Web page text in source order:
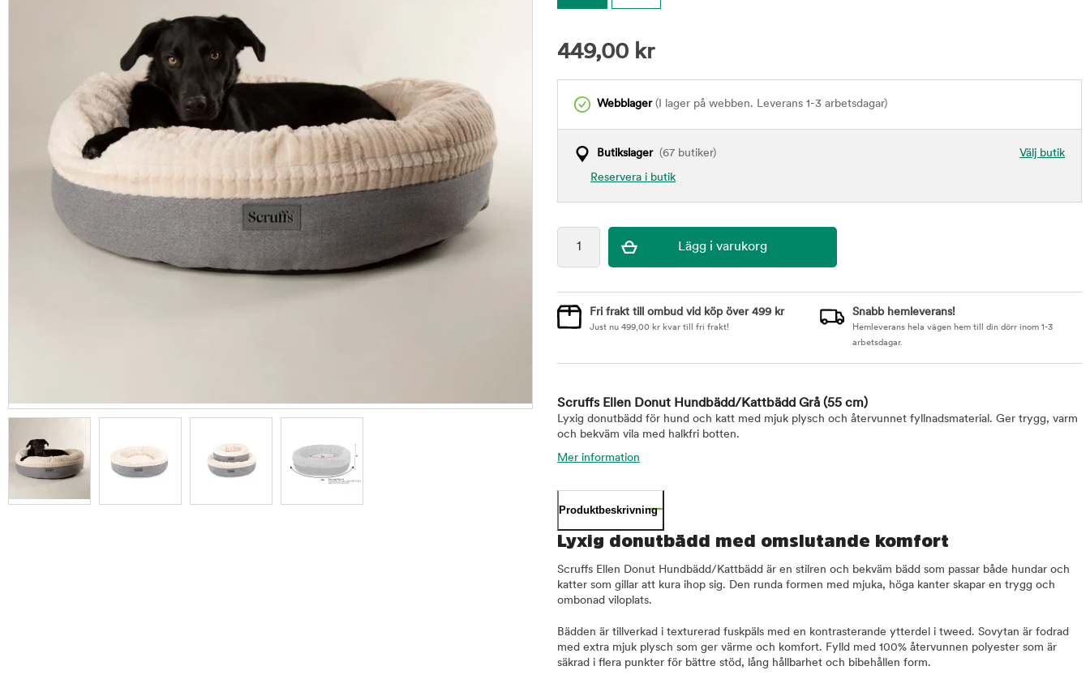
449,00 kr
Webblager(I lager på webben. Leverans 1-3 arbetsdagar)
Välj butik
Butikslager(67 butiker)
Reservera i butik
Fri frakt till ombud vid köp över 499 kr
Just nu 499,00 kr kvar till fri frakt!
Snabb hemleverans!
Hemleverans hela vägen hem till din dörr inom 1-3
arbetsdagar.
Scruffs Ellen Donut Hundbädd/Kattbädd Grå (55 cm)
Lyxig donutbädd för hund och katt med mjuk plysch och återvunnet fyllnadsmaterial. Ger trygg, varm
och bekväm vila med halkfri botten.
Mer information
Produktbeskrivning
Lyxig donutbädd med omslutande komfort
Scruffs Ellen Donut Hundbädd/Kattbädd är en stilren och bekväm bädd som passar både hundar och
katter som gillar att kura ihop sig. Den runda formen med mjuka, höga kanter skapar en trygg och
ombonad viloplats.
Bädden är tillverkad i texturerad fuskpäls med en kontrasterande ytterdel i tweed. Sovytan är fodrad
med extra mjuk plysch som ger värme och komfort. Fylld med 100% återvunnen polyester som är
säkrad i flera punkter för bättre stöd, lång hållbarhet och bibehållen form.